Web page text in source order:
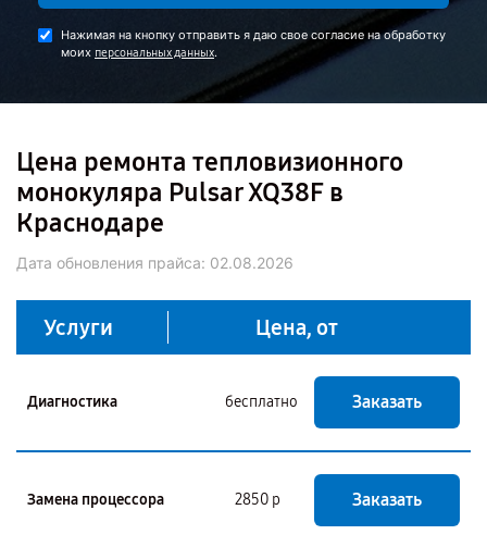
Нажимая на кнопку отправить я даю свое согласие на обработку
моих персональных данных.
Цена ремонта тепловизионного
монокуляра Pulsar XQ38F в
Краснодаре
Дата обновления прайса: 02.08.2026
Услуги Цена, от
Диагностика бесплатно Заказать
Замена процессора 2850 р Заказать